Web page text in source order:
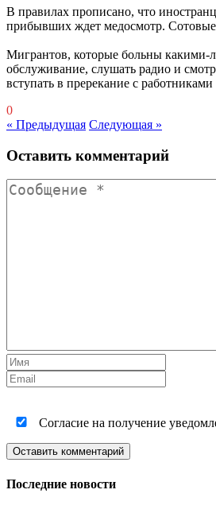
В правилах прописано, что
прибывших ждет медосмотр. Сотовые
Мигрантов, которые больны какими-
обслуживание, слушать радио и
вступать в пререкание с
0
« Предыдущая Следующая »
Оставить комментарий
Согласие на получение
Оставить комментарий
Последние новости